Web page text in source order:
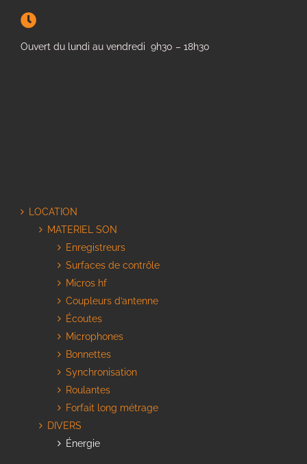
Ouvert du lundi au vendredi 9h30 – 18h30
LOCATION
MATERIEL SON
Enregistreurs
Surfaces de contrôle
Micros hf
Coupleurs d’antenne
Écoutes
Microphones
Bonnettes
Synchronisation
Roulantes
Forfait long métrage
DIVERS
Énergie